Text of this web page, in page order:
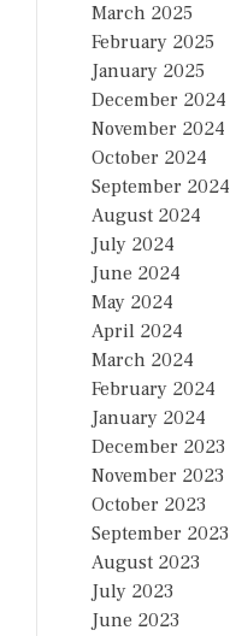
March 2025
February 2025
January 2025
December 2024
November 2024
October 2024
September 2024
August 2024
July 2024
June 2024
May 2024
April 2024
March 2024
February 2024
January 2024
December 2023
November 2023
October 2023
September 2023
August 2023
July 2023
June 2023